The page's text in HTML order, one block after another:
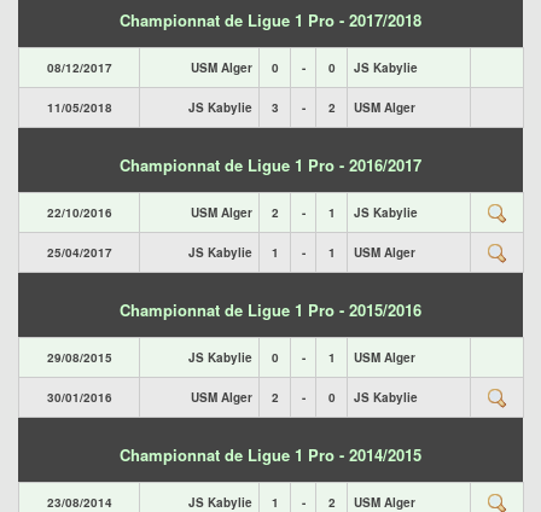
Championnat de Ligue 1 Pro - 2017/2018
08/12/2017 USM Alger 0 - 0 JS Kabylie
11/05/2018 JS Kabylie 3 - 2 USM Alger
Championnat de Ligue 1 Pro - 2016/2017
22/10/2016 USM Alger 2 - 1 JS Kabylie
25/04/2017 JS Kabylie 1 - 1 USM Alger
Championnat de Ligue 1 Pro - 2015/2016
29/08/2015 JS Kabylie 0 - 1 USM Alger
30/01/2016 USM Alger 2 - 0 JS Kabylie
Championnat de Ligue 1 Pro - 2014/2015
23/08/2014 JS Kabylie 1 - 2 USM Alger